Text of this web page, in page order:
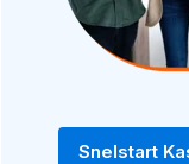
Snelstart